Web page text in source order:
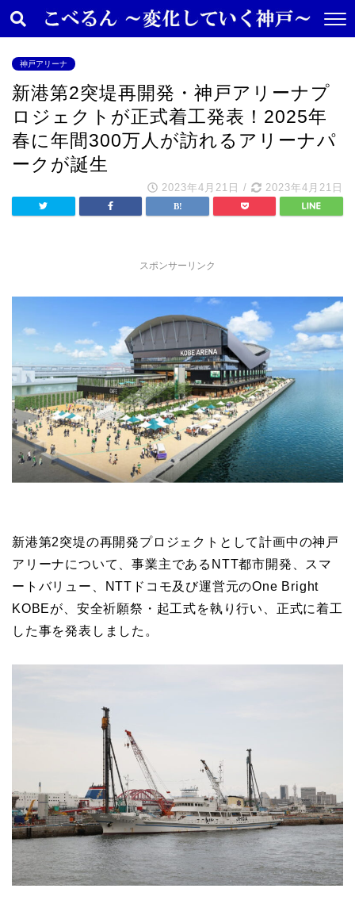
神戸アリーナ
新港第2突堤再開発・神戸アリーナプ
ロジェクトが正式着工発表！2025年
春に年間300万人が訪れるアリーナパ
ークが誕生
2023年4月21日 / 2023年4月21日
スポンサーリンク
新港第2突堤の再開発プロジェクトとして計画中の神戸
アリーナについて、事業主であるNTT都市開発、スマ
ートバリュー、NTTドコモ及び運営元のOne Bright
KOBEが、安全祈願祭・起工式を執り行い、正式に着工
した事を発表しました。